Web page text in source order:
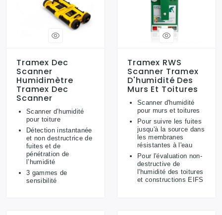
Tramex Dec
Scanner
Humidimètre
Tramex Dec
Scanner
Scanner d’humidité
pour toiture
Détection instantanée
et non destructrice de
fuites et de
pénétration de
l’humidité
3 gammes de
sensibilité
Tramex RWS
Scanner Tramex
D'humidité Des
Murs Et Toitures
Scanner d'humidité
pour murs et toitures
Pour suivre les fuites
jusqu'à la source dans
les membranes
résistantes à l'eau
Pour l'évaluation non-
destructive de
l'humidité des toitures
et constructions EIFS